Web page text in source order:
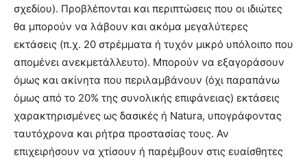
σχεδίου). Προβλέπονται και περιπτώσεις που οι ιδιώτες
θα μπορούν να λάβουν και ακόμα μεγαλύτερες
εκτάσεις (π.χ. 20 στρέμματα ή τυχόν μικρό υπόλοιπο που
απομένει ανεκμετάλλευτο). Μπορούν να εξαγοράσουν
όμως και ακίνητα που περιλαμβάνουν (όχι παραπάνω
όμως από το 20% της συνολικής επιφάνειας) εκτάσεις
χαρακτηρισμένες ως δασικές ή Νatura, υπογράφοντας
ταυτόχρονα και ρήτρα προστασίας τους. Αν
επιχειρήσουν να χτίσουν ή παρέμβουν στις ευαίσθητες